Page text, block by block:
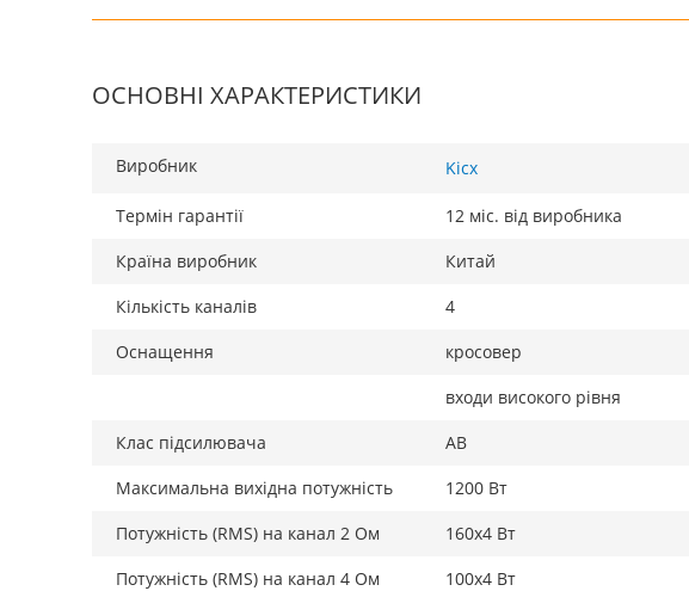
ОСНОВНІ ХАРАКТЕРИСТИКИ
Виробник Kicx
Термін гарантії
12 міс. від виробника
Країна виробник
Китай
Кількість каналів
4
Оснащення
кросовер
входи високого рівня
Клас підсилювача
AB
Максимальна вихідна потужність
1200 Вт
Потужність (RMS) на канал 2 Ом
160х4 Вт
Потужність (RMS) на канал 4 Ом
100х4 Вт